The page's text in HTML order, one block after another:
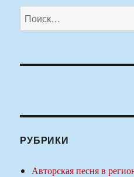
Искать:
РУБРИКИ
Авторская песня в